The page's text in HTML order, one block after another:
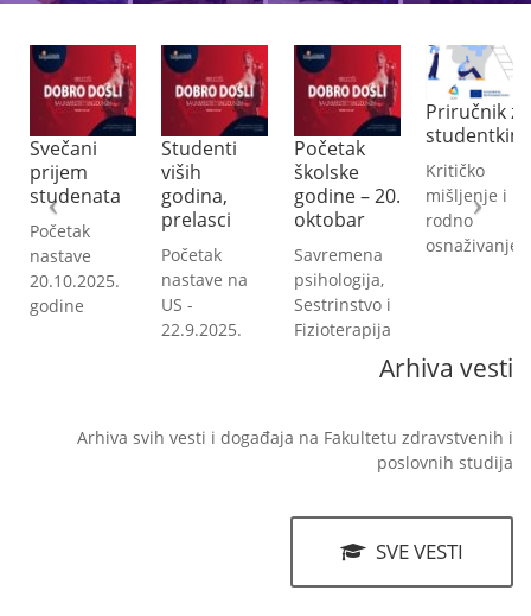
Studenti
viših
godina,
prelasci
Početak
nastave na
US -
Početak
školske
godine – 20.
oktobar
Savremena
psihologija,
Sestrinstvo i
Fizioterapija
Priručnik za
studentkinje
Kritičko
mišljenje i
rodno
Brojevi
tekućih
računa
uplatu
školarina
Po
Arhiva vesti
Arhiva svih vesti i događaja na Fakultetu zdravstvenih i
poslovnih studija
SVE VESTI